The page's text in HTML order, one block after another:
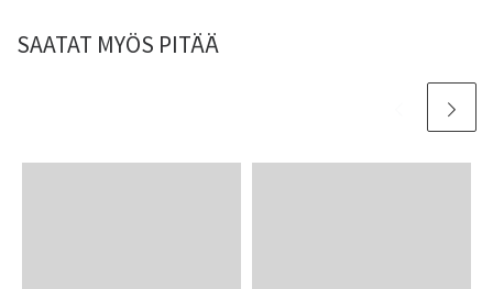
SAATAT MYÖS PITÄÄ